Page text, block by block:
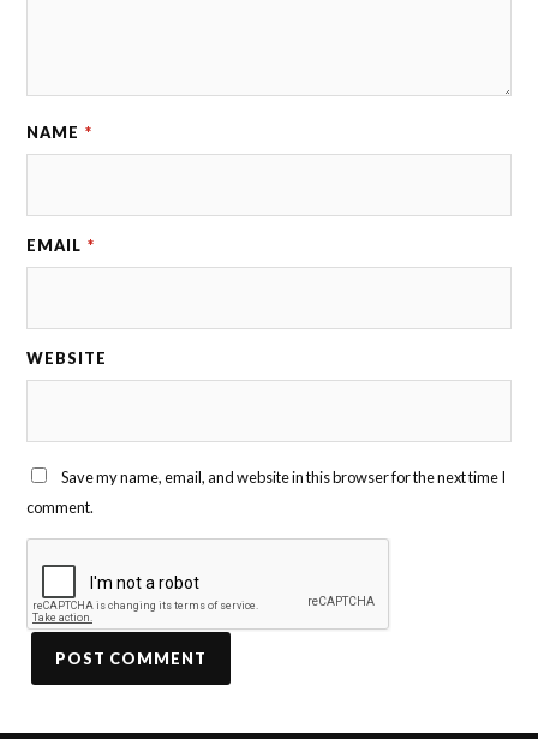
NAME *
EMAIL *
WEBSITE
Save my name, email, and website in this browser for the next time I
comment.